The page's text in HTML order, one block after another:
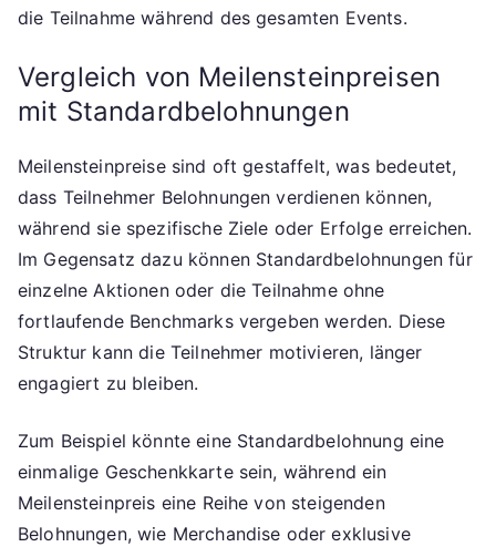
die Teilnahme während des gesamten Events.
Vergleich von Meilensteinpreisen
mit Standardbelohnungen
Meilensteinpreise sind oft gestaffelt, was bedeutet,
dass Teilnehmer Belohnungen verdienen können,
während sie spezifische Ziele oder Erfolge erreichen.
Im Gegensatz dazu können Standardbelohnungen für
einzelne Aktionen oder die Teilnahme ohne
fortlaufende Benchmarks vergeben werden. Diese
Struktur kann die Teilnehmer motivieren, länger
engagiert zu bleiben.
Zum Beispiel könnte eine Standardbelohnung eine
einmalige Geschenkkarte sein, während ein
Meilensteinpreis eine Reihe von steigenden
Belohnungen, wie Merchandise oder exklusive